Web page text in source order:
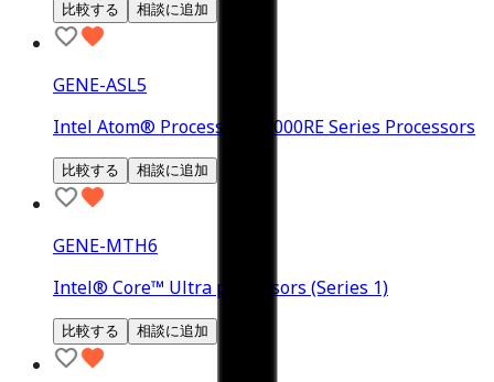
比較する 相談に追加
GENE-ASL5
Intel Atom® Processors x7000RE Series Processors
比較する 相談に追加
GENE-MTH6
Intel® Core™ Ultra processors (Series 1)
比較する 相談に追加